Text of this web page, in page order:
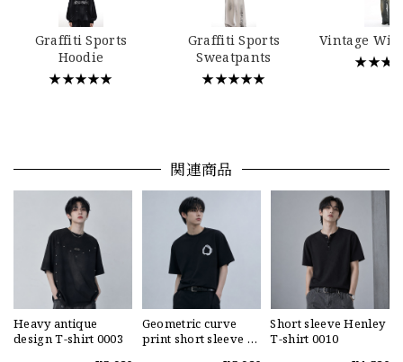
Graffiti Sports
Hoodie
★★★★★
Graffiti Sports
Sweatpants
★★★★★
Vintage
関連商品
Heavy antique
design T-shirt 0003
Geometric curve
print short sleeve T-
Short sleeve Henley
T-shirt 0010